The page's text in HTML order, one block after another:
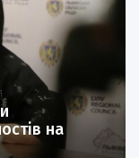
на